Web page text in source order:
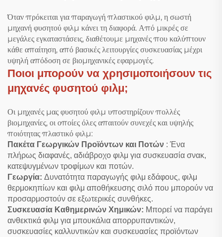
Όταν πρόκειται για παραγωγή πλαστικού φιλμ, η σωστή
μηχανή φυσητού φιλμ κάνει τη διαφορά. Από μικρές σε
μεγάλες εγκαταστάσεις, διαθέτουμε μηχανές που καλύπτουν
κάθε απαίτηση, από βασικές λειτουργίες συσκευασίας μέχρι
υψηλή απόδοση σε βιομηχανικές εφαρμογές.
Ποιοι μπορούν να χρησιμοποιήσουν τις
μηχανές φυσητού φιλμ;
Οι μηχανές μας φυσητού φιλμ υποστηρίζουν πολλές
βιομηχανίες, οι οποίες όλες απαιτούν συνεχές και υψηλής
ποιότητας πλαστικό φιλμ:
Πακέτα Γεωργικών Προϊόντων και Ποτών : Ένα
πλήρως διαφανές, αδιάβροχο φιλμ για συσκευασία σνακ,
κατεψυγμένων τροφίμων και ποτών.
Γεωργία: Δυνατότητα παραγωγής φιλμ εδάφους, φιλμ
θερμοκηπίων και φιλμ αποθήκευσης σιλό που μπορούν να
προσαρμοστούν σε εξωτερικές συνθήκες.
Συσκευασία Καθημερινών Χημικών: Μπορεί να παράγει
ανθεκτικά φιλμ για μπουκάλια απορρυπαντικών,
συσκευασίες καλλυντικών και συσκευασίες προϊόντων